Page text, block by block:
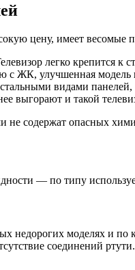
цену, имеет весомые
легко крепится
с ЖК, улучшенная модель
видами
выгорают и такой
не содержат опасных
— по типу
недорогих моделях и
соединений ртути.